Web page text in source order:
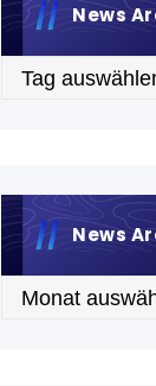
News
Archiv
News
Archiv